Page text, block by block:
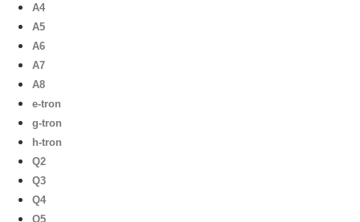
A4
A5
A6
A7
A8
e-tron
g-tron
h-tron
Q2
Q3
Q4
Q5